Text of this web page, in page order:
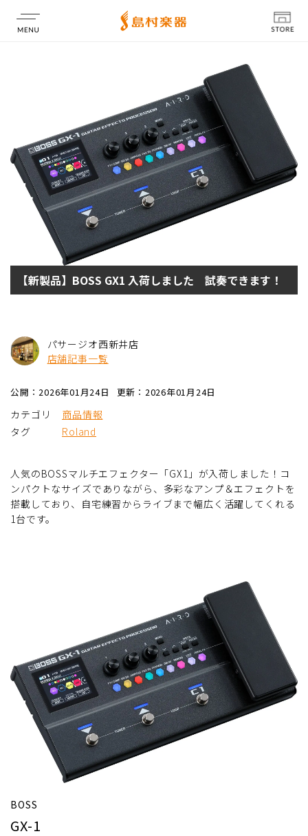
【新製品】BOSS GX1 入荷しました 試奏できます！
パサージオ西新井店
店舗記事一覧
公開：2026年01月24日 更新：2026年01月24日
カテゴリ
商品情報
タグ
Roland
人気のBOSSマルチエフェクター「GX1」が入荷しました！コ
ンパクトなサイズでありながら、多彩なアンプ＆エフェクトを
搭載しており、自宅練習からライブまで幅広く活躍してくれる
1台です。
BOSS
GX-1